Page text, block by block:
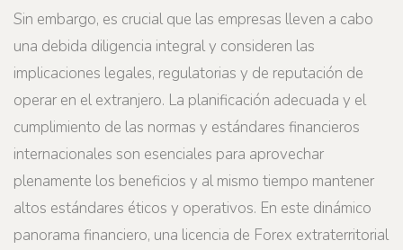
Sin embargo, es crucial que las empresas lleven a cabo
una debida diligencia integral y consideren las
implicaciones legales, regulatorias y de reputación de
operar en el extranjero. La planificación adecuada y el
cumplimiento de las normas y estándares financieros
internacionales son esenciales para aprovechar
plenamente los beneficios y al mismo tiempo mantener
altos estándares éticos y operativos. En este dinámico
panorama financiero, una licencia de Forex extraterritorial